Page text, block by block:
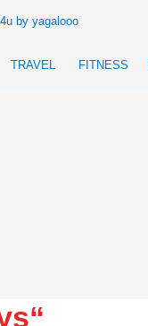
TRAVEL FITNESS